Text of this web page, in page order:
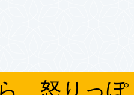
、怒りっぽ